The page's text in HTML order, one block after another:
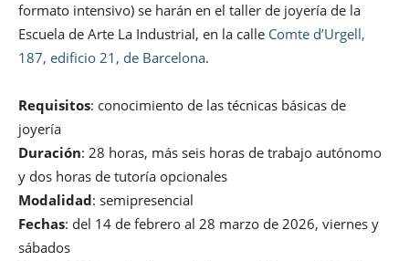
formato intensivo) se harán en el taller de joyería de la
Escuela de Arte La Industrial, en la calle Comte d’Urgell,
187, edificio 21, de Barcelona.
Requisitos: conocimiento de las técnicas básicas de
joyería
Duración: 28 horas, más seis horas de trabajo autónomo
y dos horas de tutoría opcionales
Modalidad: semipresencial
Fechas: del 14 de febrero al 28 marzo de 2026, viernes y
sábados